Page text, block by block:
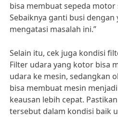
bisa membuat sepeda motor
Sebaiknya ganti busi
mengatasi masalah ini.”
Selain itu, cek juga kondisi
Filter udara yang kotor bisa
udara ke mesin, sedangkan
bisa membuat mesin
keausan lebih cepat.
tersebut dalam kondisi baik